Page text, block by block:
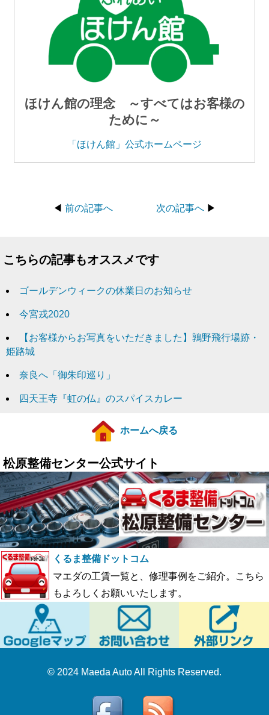
ほけん館の理念 ～すべてはお客様の
ために～
「ほけん館」公式ホームページ
◀ 前の記事へ 次の記事へ ▶
こちらの記事もオススメです
ゴールデンウィークの休業日のお知らせ
今宮戎2020
【お客様からお写真をいただきました】鶉野飛行場跡・
姫路城
奈良へ「御朱印巡り」
四天王寺『虹の仏』のスパイスカレー
ホームへ戻る
松原整備センター公式サイト
くるま整備ドットコム
マエダの工賃一覧と、修理事例をご紹介。こちら
もよろしくお願いいたします。
© 2024 Maeda Auto All Rights Reserved.